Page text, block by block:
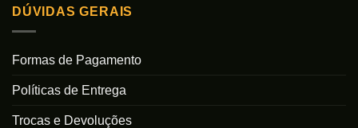
DÚVIDAS GERAIS
Formas de Pagamento
Políticas de Entrega
Trocas e Devoluções